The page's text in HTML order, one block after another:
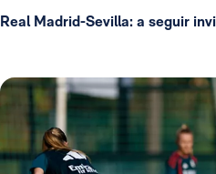
Real Madrid-Sevilla: a seguir